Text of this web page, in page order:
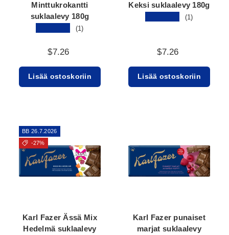
Minttukrokantti
suklaalevy 180g
(1)
$7.26
Lisää ostoskoriin
Keksi suklaalevy 180g
(1)
$7.26
Lisää ostoskoriin
BB 26.7.2026
-27%
Karl Fazer Ässä Mix
Hedelmä suklaalevy
Karl Fazer punaiset
marjat suklaalevy